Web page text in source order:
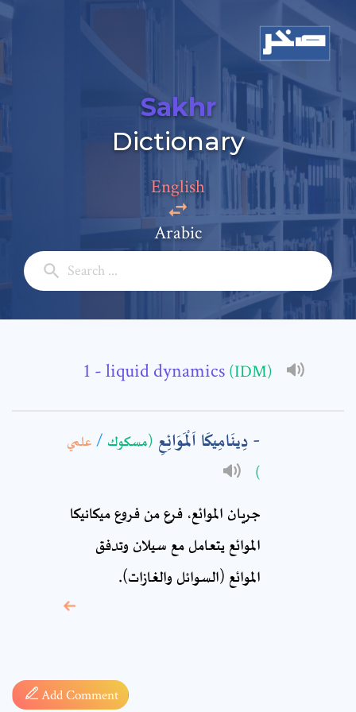
Sakhr
Dictionary
English
Arabic
- liquid dynamics (IDM)
دِينَامِيكَا اَلْمَوَائِعِ (مسكوك / علمي
)
جريان الموائع، فرع من فروع ميكانيكا
الموائع يتعامل مع سيلان وتدفق
الموائع (السوائل والغازات).
Add Comment
Add a comment
Full Name: *
* sign, it means are